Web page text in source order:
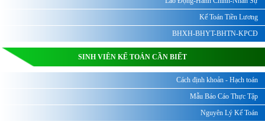
Kế Toán Tiền Lương
BHXH-BHYT-BHTN-KPCĐ
SINH VIÊN KẾ TOÁN CẦN BIẾT
Cách định khoản - Hạch toán
Mẫu Báo Cáo Thực Tập
Nguyên Lý Kế Toán